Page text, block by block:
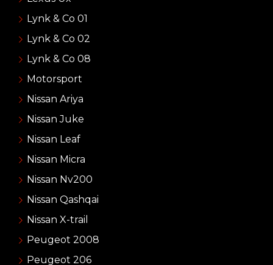
Lynk & Co 01
Lynk & Co 02
Lynk & Co 08
Motorsport
Nissan Ariya
Nissan Juke
Nissan Leaf
Nissan Micra
Nissan Nv200
Nissan Qashqai
Nissan X-trail
Peugeot 2008
Peugeot 206